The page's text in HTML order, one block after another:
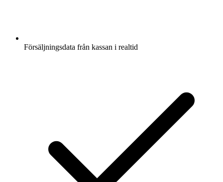
Försäljningsdata från kassan i realtid